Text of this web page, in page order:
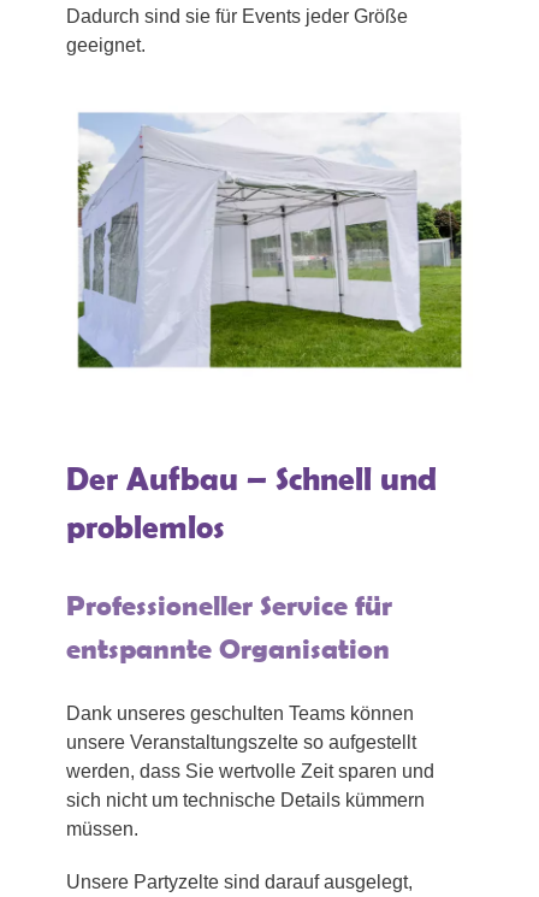
Dadurch sind sie für Events jeder Größe
geeignet.
Der Aufbau – Schnell und
problemlos
Professioneller Service für
entspannte Organisation
Dank unseres geschulten Teams können
unsere Veranstaltungszelte so aufgestellt
werden, dass Sie wertvolle Zeit sparen und
sich nicht um technische Details kümmern
müssen.
Unsere Partyzelte sind darauf ausgelegt,